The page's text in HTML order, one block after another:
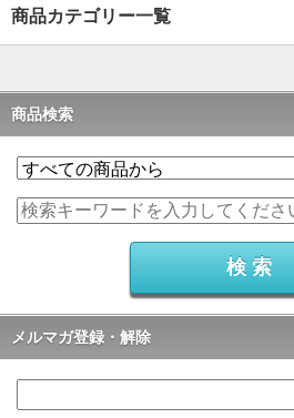
商品カテゴリー一覧
商品検索
メルマガ登録・解除